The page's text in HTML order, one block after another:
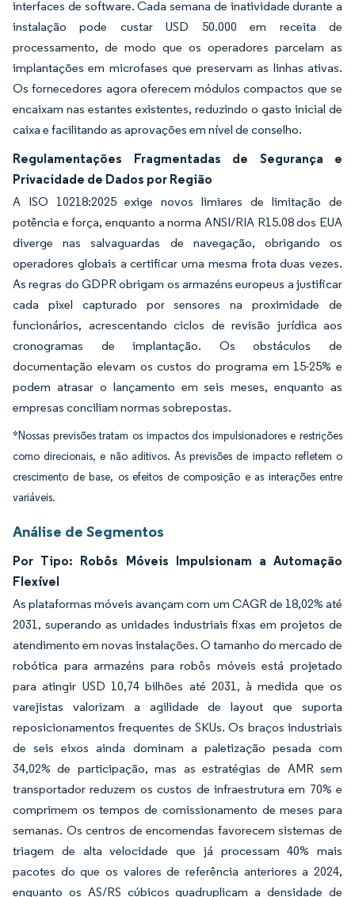
interfaces de software. Cada semana de inatividade durante a
instalação pode custar USD 50.000 em receita de
processamento, de modo que os operadores parcelam as
implantações em microfases que preservam as linhas ativas.
Os fornecedores agora oferecem módulos compactos que se
encaixam nas estantes existentes, reduzindo o gasto inicial de
caixa e facilitando as aprovações em nível de conselho.
Regulamentações Fragmentadas de Segurança e
Privacidade de Dados por Região
A ISO 10218:2025 exige novos limiares de limitação de
potência e força, enquanto a norma ANSI/RIA R15.08 dos EUA
diverge nas salvaguardas de navegação, obrigando os
operadores globais a certificar uma mesma frota duas vezes.
As regras do GDPR obrigam os armazéns europeus a justificar
cada pixel capturado por sensores na proximidade de
funcionários, acrescentando ciclos de revisão jurídica aos
cronogramas de implantação. Os obstáculos de
documentação elevam os custos do programa em 15-25% e
podem atrasar o lançamento em seis meses, enquanto as
empresas conciliam normas sobrepostas.
*Nossas previsões tratam os impactos dos impulsionadores e restrições
como direcionais, e não aditivos. As previsões de impacto refletem o
crescimento de base, os efeitos de composição e as interações entre
variáveis.
Análise de Segmentos
Por Tipo: Robôs Móveis Impulsionam a Automação
Flexível
As plataformas móveis avançam com um CAGR de 18,02% até
2031, superando as unidades industriais fixas em projetos de
atendimento em novas instalações. O tamanho do mercado de
robótica para armazéns para robôs móveis está projetado
para atingir USD 10,74 bilhões até 2031, à medida que os
varejistas valorizam a agilidade de layout que suporta
reposicionamentos frequentes de SKUs. Os braços industriais
de seis eixos ainda dominam a paletização pesada com
34,02% de participação, mas as estratégias de AMR sem
transportador reduzem os custos de infraestrutura em 70% e
comprimem os tempos de comissionamento de meses para
semanas. Os centros de encomendas favorecem sistemas de
triagem de alta velocidade que já processam 40% mais
pacotes do que os valores de referência anteriores a 2024,
enquanto os AS/RS cúbicos quadruplicam a densidade de